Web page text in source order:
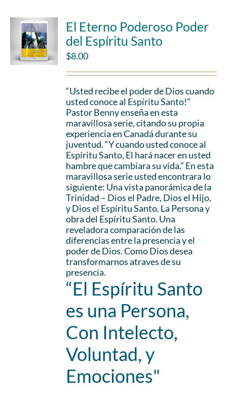
El Eterno Poderoso Poder
del Espíritu Santo
$8.00
“Usted recibe el poder de Dios cuando
usted conoce al Espíritu Santo!”
Pastor Benny enseña en esta
maravillosa serie, citando su propia
experiencia en Canadá durante su
juventud. “Y cuando usted conoce al
Espíritu Santo, El hará nacer en usted
hambre que cambiara su vida.” En esta
maravillosa serie usted encontrara lo
siguiente: Una vista panorámica de la
Trinidad – Dios el Padre, Dios el Hijo,
y Dios el Espíritu Santo. La Persona y
obra del Espíritu Santo. Una
reveladora comparación de las
diferencias entre la presencia y el
poder de Dios. Como Dios desea
transformarnos atraves de su
presencia.
“El Espíritu Santo
es una Persona,
Con Intelecto,
Voluntad, y
Emociones"